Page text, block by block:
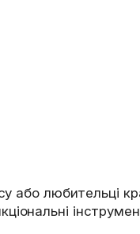
або любительці